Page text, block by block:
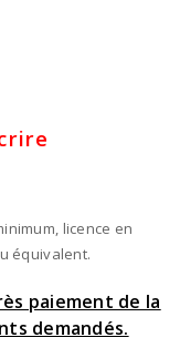
licence en
équivalent.
paiement de la
demandés.